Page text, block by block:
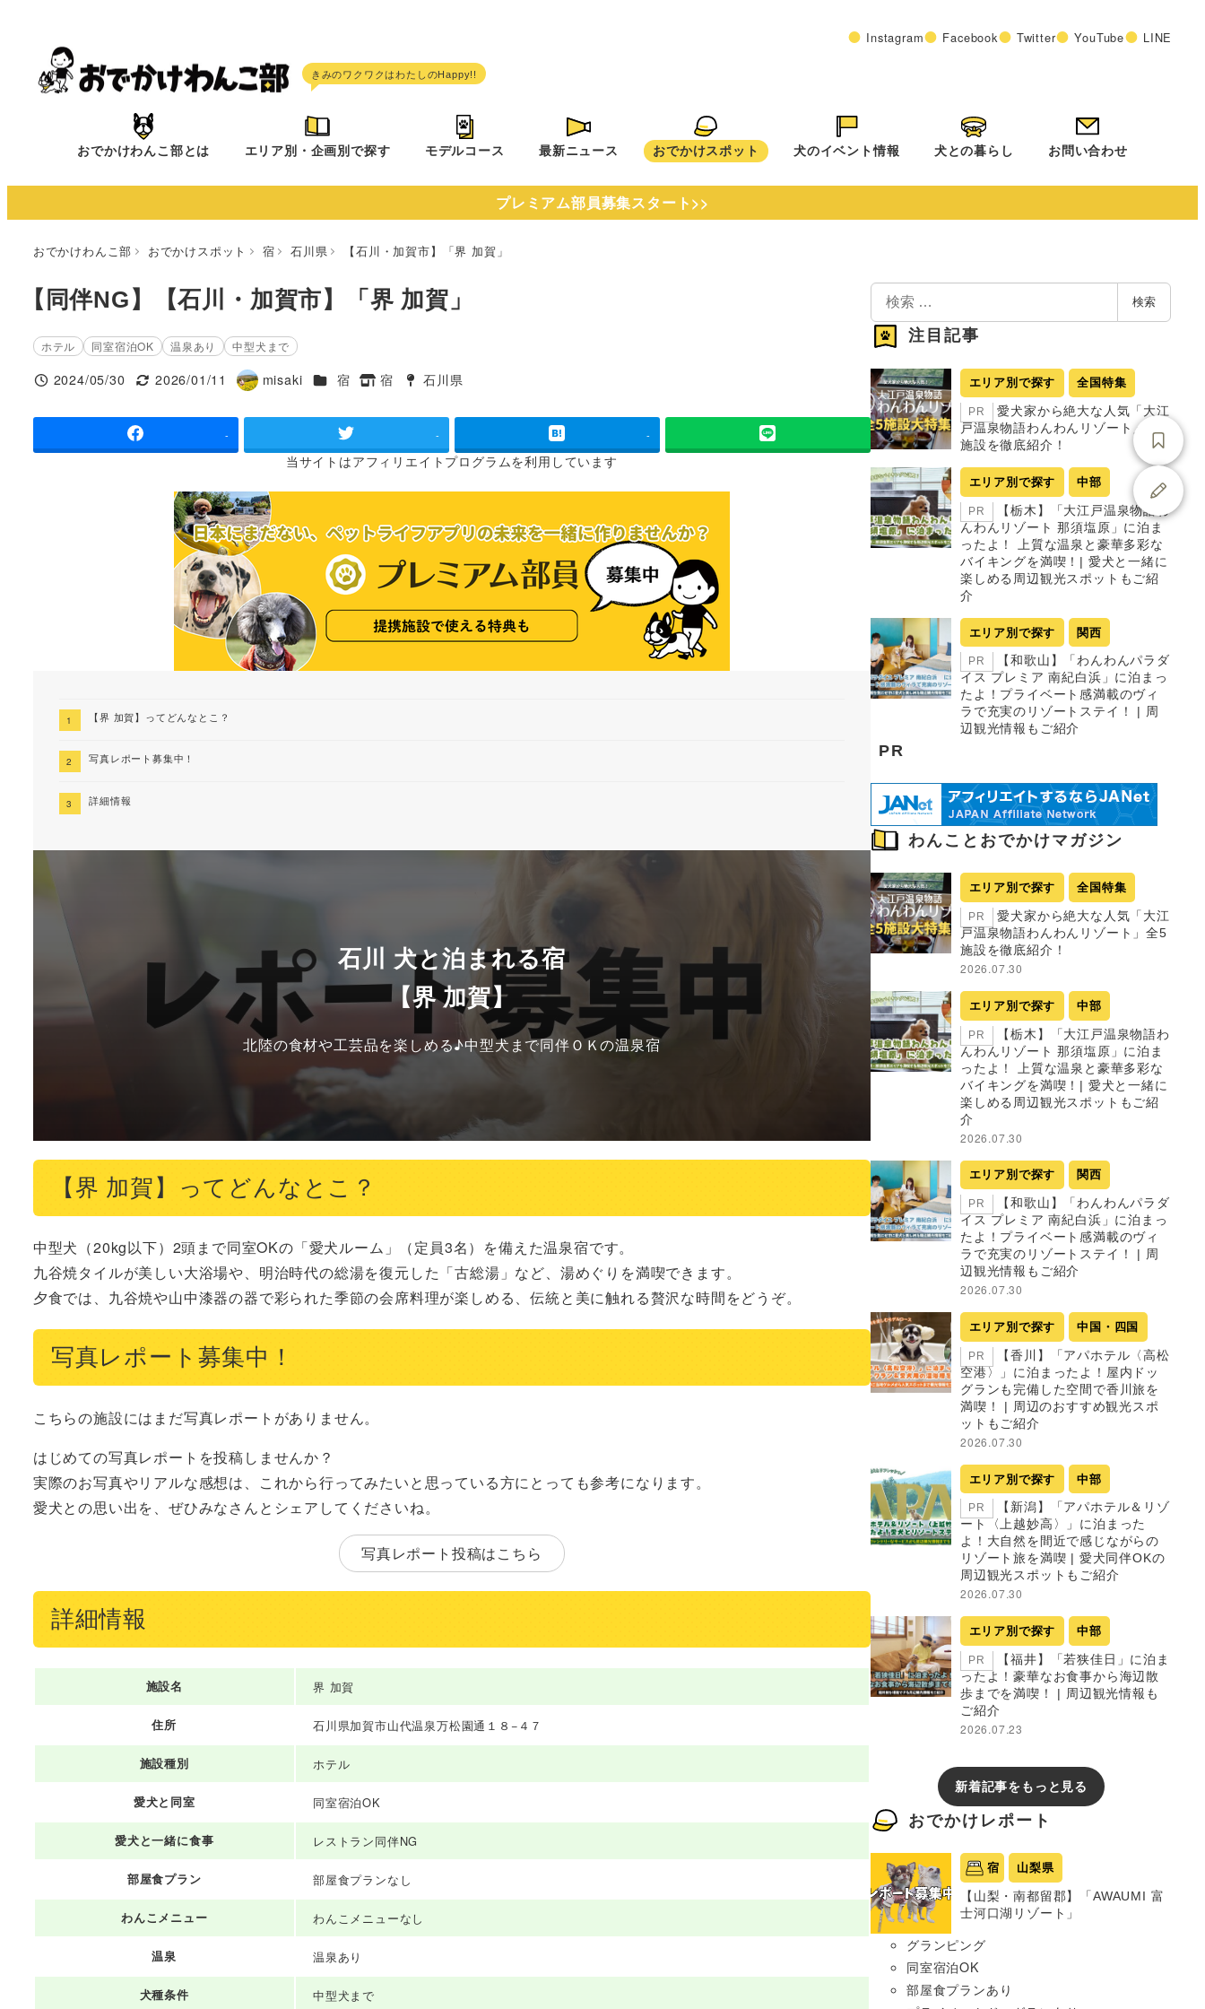
へ
Instagram Facebook Twitter YouTube LINE
おでかけわんこ部とは エリア別・企画別で探す モデルコース 最新ニュース おでかけスポット 犬のイベント情報 犬との暮らし お問い合わせ
プレミアム部員募集スタート>>
おでかけわんこ部 おでかけスポット 宿 石川県 【石川・加賀市】「界 加賀」
【同伴NG】【石川・加賀市】「界 加賀」
ホテル 同室宿泊OK 温泉あり 中型犬まで
投稿日
2024/05/30
更新日
2026/01/11
著
misaki 施設ジャンル
宿
タグ
宿
タグ
石川県
- - -
当サイトはアフィリエイトプログラムを利用しています
【界 加賀】ってどんなとこ？
写真レポート募集中！
詳細情報
石川 犬と泊まれる宿
【界 加賀】
北陸の食材や工芸品を楽しめる♪中型犬まで同伴ＯＫの温泉宿
【界 加賀】ってどんなとこ？
中型犬（20kg以下）2頭まで同室OKの「愛犬ルーム」（定員3名）を備えた温泉宿です。
九谷焼タイルが美しい大浴場や、明治時代の総湯を復元した「古総湯」など、湯めぐりを満喫できます。
夕食では、九谷焼や山中漆器の器で彩られた季節の会席料理が楽しめる、伝統と美に触れる贅沢な時間をどうぞ。
写真レポート募集中！
こちらの施設にはまだ写真レポートがありません。
はじめての写真レポートを投稿しませんか？
実際のお写真やリアルな感想は、これから行ってみたいと思っている方にとっても参考になります。
愛犬との思い出を、ぜひみなさんとシェアしてくださいね。
写真レポート投稿はこちら
詳細情報
施設名 界 加賀
住所 石川県加賀市山代温泉万松園通１８−４７
施設種別 ホテル
愛犬と同室 同室宿泊OK
愛犬と一緒に食事 レストラン同伴NG
部屋食プラン 部屋食プランなし
わんこメニュー わんこメニューなし
温泉 温泉あり
犬種条件 中型犬まで
検
索
検索
注目記事
エリア別で探す 全国特集
PR
愛犬家から絶大な人気「大江
戸温泉物語わんわんリゾート」全5
施設を徹底紹介！
エリア別で探す 中部
PR
【栃木】「大江戸温泉物語わ
んわんリゾート 那須塩原」に泊ま
ったよ！ 上質な温泉と豪華多彩な
バイキングを満喫！| 愛犬と一緒に
楽しめる周辺観光スポットもご紹
介
エリア別で探す 関西
PR
【和歌山】「わんわんパラダ
イス プレミア 南紀白浜」に泊まっ
たよ！プライベート感満載のヴィ
ラで充実のリゾートステイ！ | 周
辺観光情報もご紹介
PR
わんことおでかけマガジン
エリア別で探す 全国特集
PR
愛犬家から絶大な人気「大江
戸温泉物語わんわんリゾート」全5
施設を徹底紹介！
2026.07.30
エリア別で探す 中部
PR
【栃木】「大江戸温泉物語わ
んわんリゾート 那須塩原」に泊ま
ったよ！ 上質な温泉と豪華多彩な
バイキングを満喫！| 愛犬と一緒に
楽しめる周辺観光スポットもご紹
介
2026.07.30
エリア別で探す 関西
PR
【和歌山】「わんわんパラダ
イス プレミア 南紀白浜」に泊まっ
たよ！プライベート感満載のヴィ
ラで充実のリゾートステイ！ | 周
辺観光情報もご紹介
2026.07.30
エリア別で探す 中国・四国
PR
【香川】「アパホテル〈高松
空港〉」に泊まったよ！屋内ドッ
グランも完備した空間で香川旅を
満喫！ | 周辺のおすすめ観光スポ
ットもご紹介
2026.07.30
エリア別で探す 中部
PR
【新潟】「アパホテル＆リゾ
ート〈上越妙高〉」に泊まった
よ！大自然を間近で感じながらの
リゾート旅を満喫 | 愛犬同伴OKの
周辺観光スポットもご紹介
2026.07.30
エリア別で探す 中部
PR
【福井】「若狭佳日」に泊ま
ったよ！豪華なお食事から海辺散
歩までを満喫！ | 周辺観光情報も
ご紹介
2026.07.23
新着記事をもっと見る
おでかけレポート
宿 山梨県
【山梨・南都留郡】「AWAUMI 富
士河口湖リゾート」
グランピング
同室宿泊OK
部屋食プランあり